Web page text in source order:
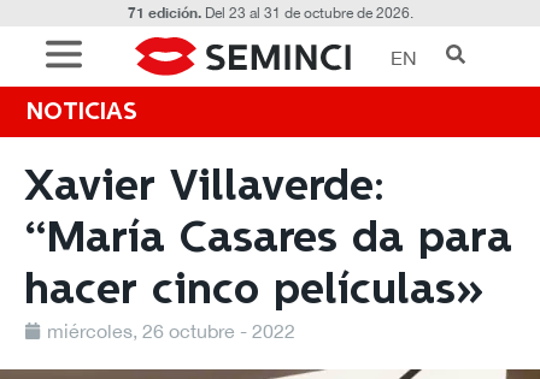
71 edición.Del 23 al 31 de octubre de 2026.
EN
NOTICIAS
Xavier Villaverde:
“María Casares da para
hacer cinco películas»
miércoles, 26 octubre - 2022